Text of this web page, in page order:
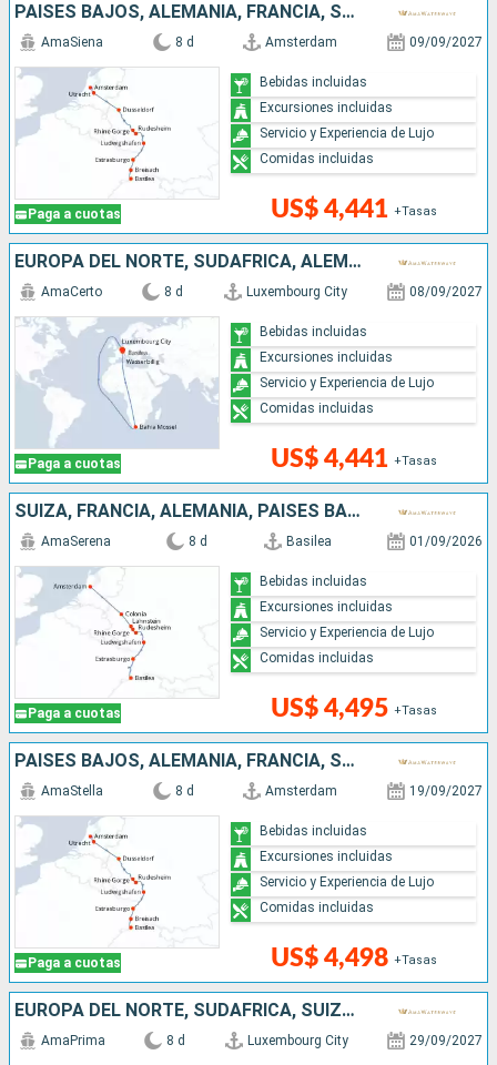
PAISES BAJOS, ALEMANIA, FRANCIA, SUIZA
Paga a cuotas
AmaSiena 8 d Amsterdam 09/09/2027
US$ 4,441 +Tasas
Bebidas incluidas
Excursiones incluidas
Servicio y Experiencia de Lujo
Comidas incluidas
EUROPA DEL NORTE, SUDAFRICA, ALEMANIA, FRANCIA, SUIZA
Paga a cuotas
AmaCerto 8 d Luxembourg City 08/09/2027
US$ 4,441 +Tasas
Bebidas incluidas
Excursiones incluidas
Servicio y Experiencia de Lujo
Comidas incluidas
SUIZA, FRANCIA, ALEMANIA, PAISES BAJOS
Paga a cuotas
AmaSerena 8 d Basilea 01/09/2026
US$ 4,495 +Tasas
Bebidas incluidas
Excursiones incluidas
Servicio y Experiencia de Lujo
Comidas incluidas
PAISES BAJOS, ALEMANIA, FRANCIA, SUIZA
Paga a cuotas
AmaStella 8 d Amsterdam 19/09/2027
US$ 4,498 +Tasas
Bebidas incluidas
Excursiones incluidas
Servicio y Experiencia de Lujo
Comidas incluidas
EUROPA DEL NORTE, SUDAFRICA, SUIZA, ALEMANIA, FRANCIA
AmaPrima 8 d Luxembourg City 29/09/2027